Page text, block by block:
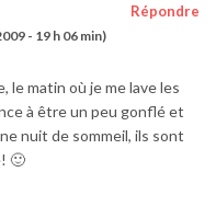
- 19 h 06 min)
Répondre
le matin où je me lave les
à être un peu gonflé et
nuit de sommeil, ils sont
🙂